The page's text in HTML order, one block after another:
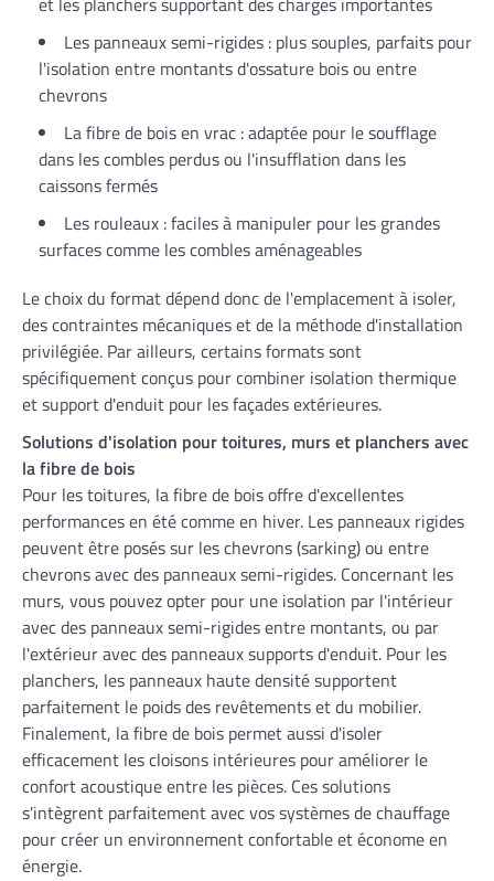
Les panneaux semi-rigides : plus souples, parfaits pour
l'isolation entre montants d'ossature bois ou entre
chevrons
La fibre de bois en vrac : adaptée pour le soufflage
dans les combles perdus ou l'insufflation dans les
caissons fermés
Les rouleaux : faciles à manipuler pour les grandes
surfaces comme les combles aménageables
Le choix du format dépend donc de l'emplacement à isoler,
des contraintes mécaniques et de la méthode d'installation
privilégiée. Par ailleurs, certains formats sont
spécifiquement conçus pour combiner isolation thermique
et support d'enduit pour les façades extérieures.
Solutions d'isolation pour toitures, murs et planchers avec
la fibre de bois
Pour les toitures, la fibre de bois offre d'excellentes
performances en été comme en hiver. Les panneaux rigides
peuvent être posés sur les chevrons (sarking) ou entre
chevrons avec des panneaux semi-rigides. Concernant les
murs, vous pouvez opter pour une isolation par l'intérieur
avec des panneaux semi-rigides entre montants, ou par
l'extérieur avec des panneaux supports d'enduit. Pour les
planchers, les panneaux haute densité supportent
parfaitement le poids des revêtements et du mobilier.
Finalement, la fibre de bois permet aussi d'isoler
efficacement les cloisons intérieures pour améliorer le
confort acoustique entre les pièces. Ces solutions
s'intègrent parfaitement avec vos systèmes de chauffage
pour créer un environnement confortable et économe en
énergie.